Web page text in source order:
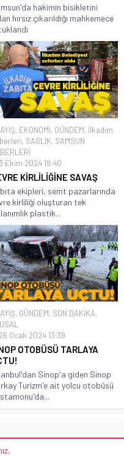
hakimin bisikletini
hırsız çıkarıldığı mahkemece
, EKONOMİ, GÜNDEM, İlkadım
, SAĞLIK, SAMSUN
3 Ekim 2024 19:40
KİRLİLİĞİNE SAVAŞ
ekipleri, semt pazarlarında
kirliliği oluşturan tek
plastik...
, GÜNDEM, SON DAKİKA,
26 Ocak 2024 13:39
OTOBÜSÜ TARLAYA
Sinop'a giden Sinop
Turizm'e ait yolcu otobüsü
.